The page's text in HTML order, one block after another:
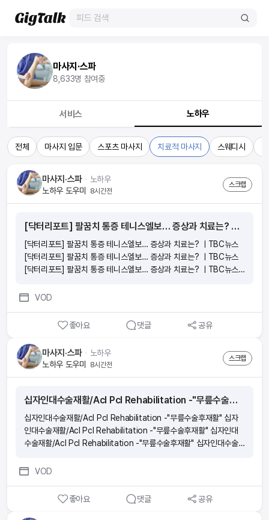
마사지·스파
8,633명 참여중
서비스 노하우
전체 마사지 입문 스포츠 마사지 치료적 마사지 스웨디시
마사지·스파 ᆞ 노하우
노하우 도우미 8시간전
스크랩
[닥터리포트] 팔꿈치 통증 테니스엘보… 증상과 치료는? ㅣTBC뉴스
[닥터리포트] 팔꿈치 통증 테니스엘보… 증상과 치료는? ㅣTBC뉴스
[닥터리포트] 팔꿈치 통증 테니스엘보… 증상과 치료는? ㅣTBC뉴스
[닥터리포트] 팔꿈치 통증 테니스엘보… 증상과 치료는? ㅣTBC뉴스
VOD
좋아요 댓글 공유
마사지·스파 ᆞ 노하우
노하우 도우미 8시간전
스크랩
십자인대수술재활/Acl Pcl Rehabilitation -"무릎수술후재활"
십자인대수술재활/Acl Pcl Rehabilitation -"무릎수술후재활" 십자
인대수술재활/Acl Pcl Rehabilitation -"무릎수술후재활" 십자인대
수술재활/Acl Pcl Rehabilitation -"무릎수술후재활" 십자인대수술
VOD
좋아요 댓글 공유